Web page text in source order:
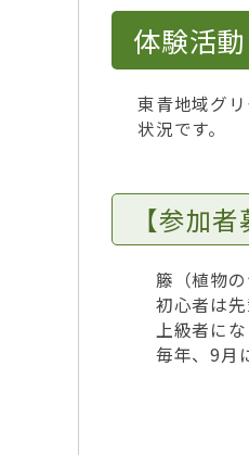
体験活動
東青地域グ
状況です。
【参加
籐（植物の
初心者は先
上級者にな
毎年、9月